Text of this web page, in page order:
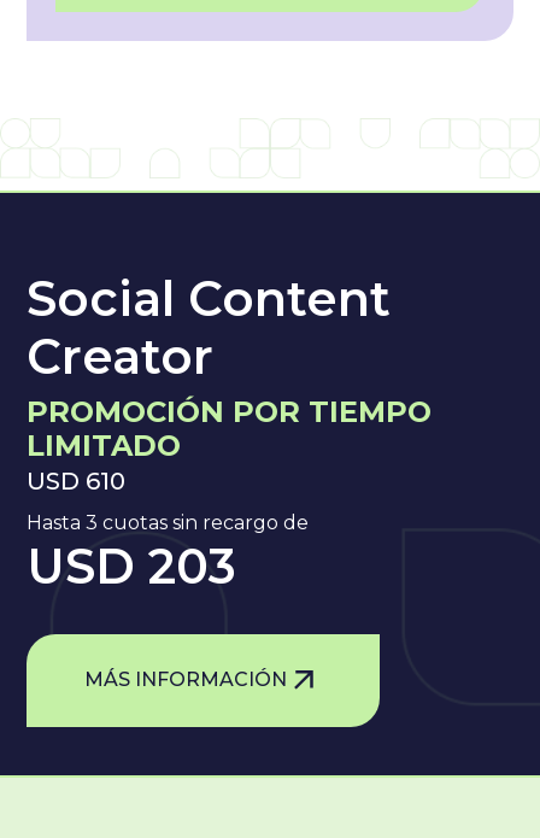
Social Content
Creator
PROMOCIÓN POR TIEMPO
LIMITADO
USD 610
Hasta 3 cuotas sin recargo de
USD 203
MÁS INFORMACIÓN